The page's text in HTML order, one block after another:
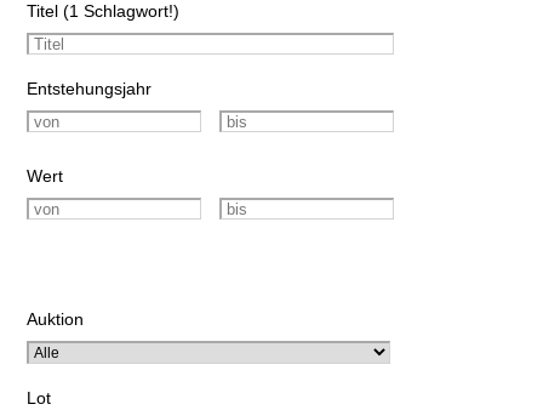
Titel (1 Schlagwort!)
Entstehungsjahr
Wert
Auktion
Lot